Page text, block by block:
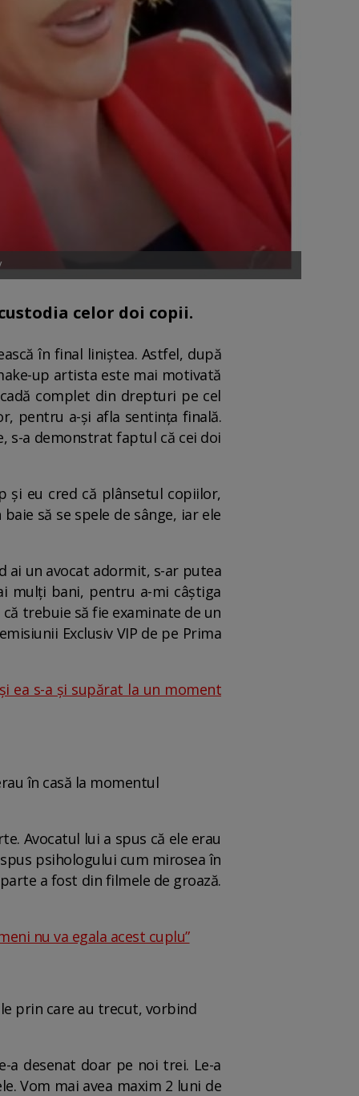
celor doi copii.
în final liniștea. Astfel, după
up artista este mai motivată
complet din drepturi pe cel
pentru a-și afla sentința finală.
s-a demonstrat faptul că cei doi
și eu cred că plânsetul copiilor,
să se spele de sânge, iar ele
ai un avocat adormit, s-ar putea
mulți bani, pentru a-mi câștiga
trebuie să fie examinate de un
Exclusiv VIP de pe Prima
ea s-a și supărat la un moment
în casă la momentul
Avocatul lui a spus că ele erau
psihologului cum mirosea în
a fost din filmele de groază.
nu va egala acest cuplu”
prin care au trecut, vorbind
a desenat doar pe noi trei. Le-a
Vom mai avea maxim 2 luni de